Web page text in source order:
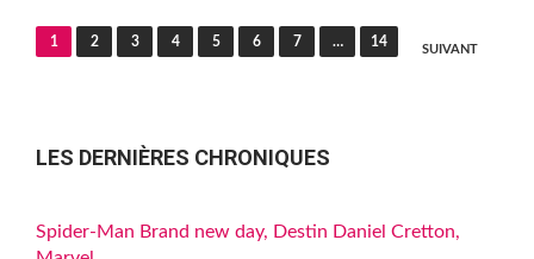
Pagination
1 2 3 4 5 6 7 … 14
SUIVANT
LES DERNIÈRES CHRONIQUES
Spider-Man Brand new day, Destin Daniel Cretton,